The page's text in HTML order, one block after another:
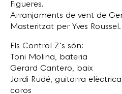
Figueres.
Arranjaments de vent de
Masteritzat per Yves Roussel.
Els Control Z’s són:
Toni Molina, bateria
Gerard Cantero, baix
Jordi Rudé, guitarra
coros